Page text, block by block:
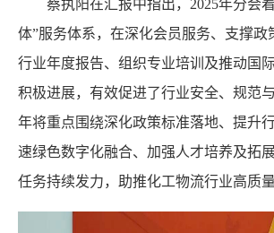
蔡执阳在汇报中指出， 2025年分会
体”服务体系，在深化会员服务、支撑政
行业年度报告、组织专业培训及推动国
积极进展，有效促进了行业安全、规范
年将重点围绕深化政策标准落地、提升
速绿色数字化融合、加强人才培养及拓
任务持续发力，助推化工物流行业高质量